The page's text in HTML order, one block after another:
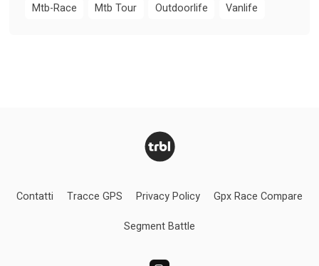
Mtb-Race
Mtb Tour Outdoorlife Vanlife
Contatti Tracce GPS Privacy Policy Gpx Race Compare
Segment Battle